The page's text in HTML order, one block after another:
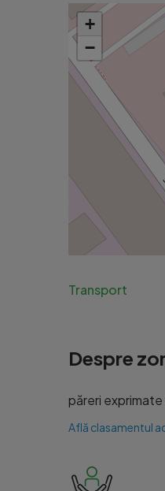
+
−
Transport
Despre
păreri exprimate
Află clasamentul